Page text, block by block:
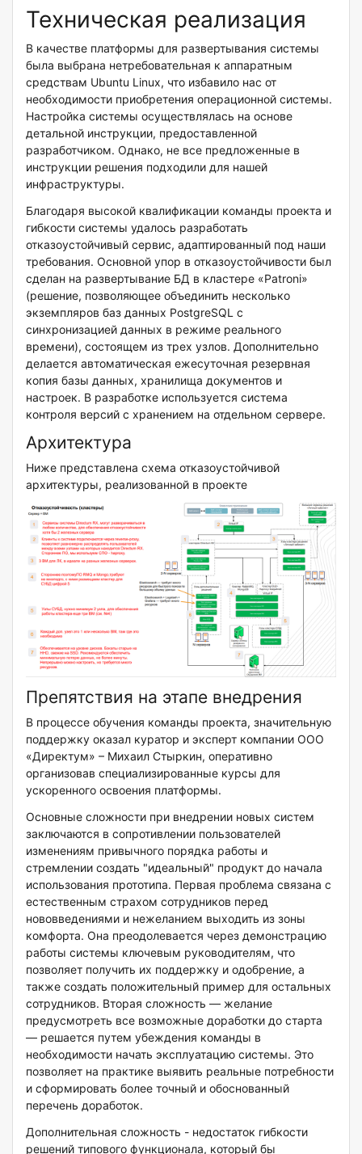
Техническая реализация
В качестве платформы для развертывания системы
была выбрана нетребовательная к аппаратным
средствам Ubuntu Linux, что избавило нас от
необходимости приобретения операционной системы.
Настройка системы осуществлялась на основе
детальной инструкции, предоставленной
разработчиком. Однако, не все предложенные в
инструкции решения подходили для нашей
инфраструктуры.
Благодаря высокой квалификации команды проекта и
гибкости системы удалось разработать
отказоустойчивый сервис, адаптированный под наши
требования. Основной упор в отказоустойчивости был
сделан на развертывание БД в кластере «Patroni»
(решение, позволяющее объединить несколько
экземпляров баз данных PostgreSQL с
синхронизацией данных в режиме реального
времени), состоящем из трех узлов. Дополнительно
делается автоматическая ежесуточная резервная
копия базы данных, хранилища документов и
настроек. В разработке используется система
контроля версий с хранением на отдельном сервере.
Архитектура
Ниже представлена схема отказоустойчивой
архитектуры, реализованной в проекте
Препятствия на этапе внедрения
В процессе обучения команды проекта, значительную
поддержку оказал куратор и эксперт компании ООО
«Директум» – Михаил Стыркин, оперативно
организовав специализированные курсы для
ускоренного освоения платформы.
Основные сложности при внедрении новых систем
заключаются в сопротивлении пользователей
изменениям привычного порядка работы и
стремлении создать "идеальный" продукт до начала
использования прототипа. Первая проблема связана с
естественным страхом сотрудников перед
нововведениями и нежеланием выходить из зоны
комфорта. Она преодолевается через демонстрацию
работы системы ключевым руководителям, что
позволяет получить их поддержку и одобрение, а
также создать положительный пример для остальных
сотрудников. Вторая сложность — желание
предусмотреть все возможные доработки до старта
— решается путем убеждения команды в
необходимости начать эксплуатацию системы. Это
позволяет на практике выявить реальные потребности
и сформировать более точный и обоснованный
перечень доработок.
Дополнительная сложность - недостаток гибкости
решений типового функционала, который бы